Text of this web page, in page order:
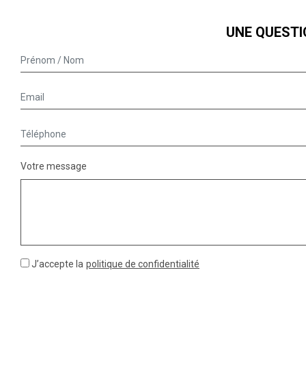
UNE
Votre message
J’accepte la politique de confidentialité